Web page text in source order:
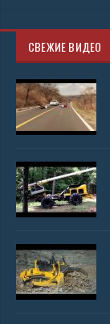
СВЕЖИЕ ВИДЕО